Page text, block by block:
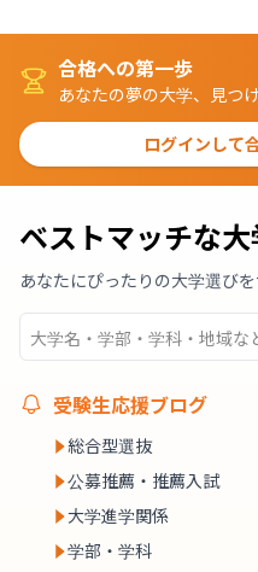
合格への第一歩
あなたの夢の大学、見つ
ログインして
ベストマッチな
あなたにぴったりの大学選び
受験生応援ブログ
総合型選抜
公募推薦・推薦入試
大学進学関係
学部・学科